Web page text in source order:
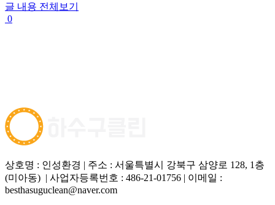
글 내용 전체보기
0
상호명 : 인성환경 | 주소 : 서울특별시 강북구 삼양로 128, 1층
(미아동) | 사업자등록번호 : 486-21-01756 | 이메일 :
besthasuguclean@naver.com